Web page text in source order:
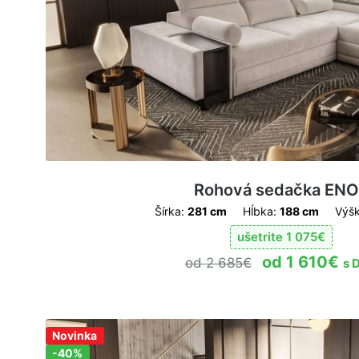
Rohová sedačka
Šírka: 281 cm Hĺbka: 188 cm
ušetrite 1 075€
2 685€ 1 610€ s
Zľava!
-40%
Novinka